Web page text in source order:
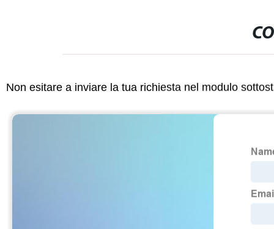
Non esitare a inviare la tua richiesta nel modulo